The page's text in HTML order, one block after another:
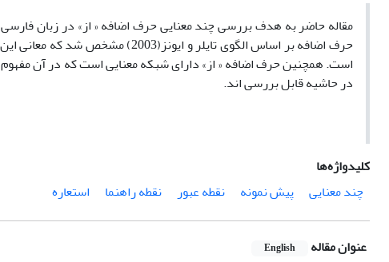
مقاله حاضر به هدف بررسی چند معنایی حرف اضافه « از» در زبان
حرف اضافه بر اساس الگوی تایلر و
است. همچنین حرف اضافه « از» دارای شبکه معنایی است که در آن
در حاشیه قابل بررسی ­اند.
کلیدواژه‌ها
چند معنایی
پیش نمونه نقطه عبور نقطه راهنما استعاره
عنوان مقاله English